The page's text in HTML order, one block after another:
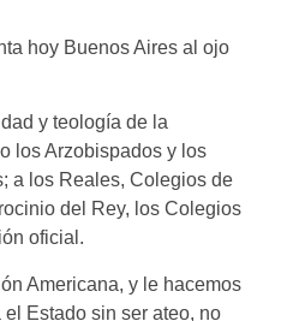
hoy Buenos Aires al ojo
y teología de la
los Arzobispados y los
a los Reales, Colegios de
del Rey, los Colegios
oficial.
Americana, y le hacemos
Estado sin ser ateo, no